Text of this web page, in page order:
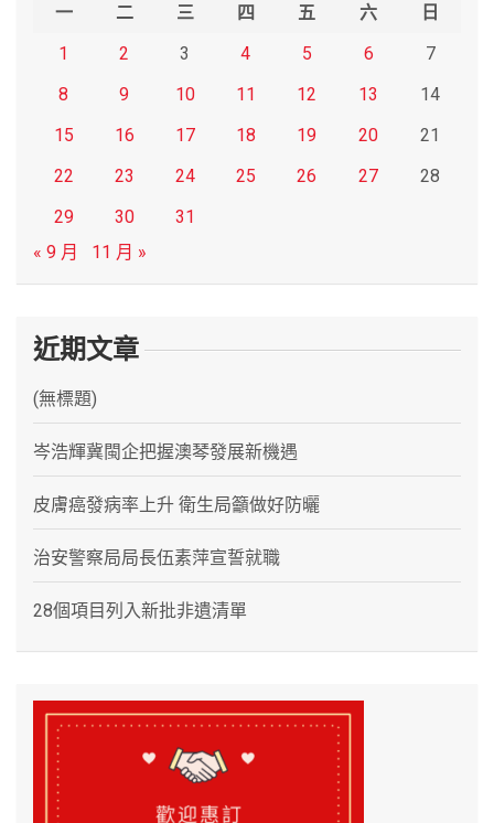
一 二 三 四 五 六
日
1
2 3 4 5 6
7
8
9 10 11 12 13
14
15
16 17 18 19 20
21
22
23 24 25 26 27
28
29
30
31
« 9 月
11 月 »
近期文章
(無標題)
岑浩輝冀閩企把握澳琴發展新機遇
皮膚癌發病率上升 衛生局籲做好防曬
治安警察局局長伍素萍宣誓就職
28個項目列入新批非遺清單